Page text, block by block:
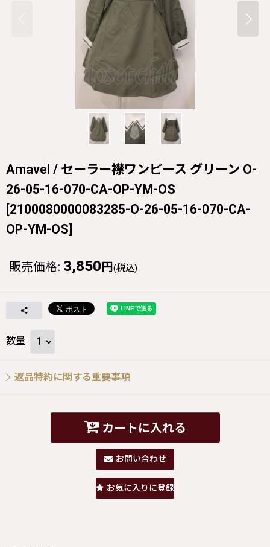
Amavel / セーラー襟ワンピース グリーン O-
26-05-16-070-CA-OP-YM-OS
[2100080000083285-O-26-05-16-070-CA-
OP-YM-OS]
販売価格: 3,850 円 (税込)
数量:
返品特約に関する重要事項
カートに入れる
お問い合わせ
お気に入りに登録